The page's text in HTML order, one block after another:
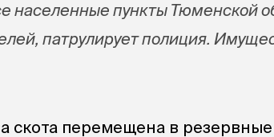
населенные пункты Тюменской
патрулирует полиция.
скота перемещена в